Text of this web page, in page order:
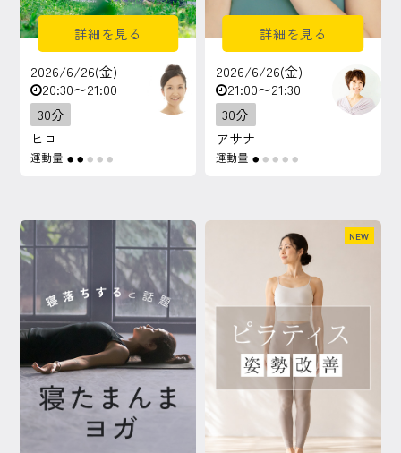
詳細を見る
2026/6/26(金)
20:30〜21:00
30分
ヒロ
運動量 ● ● ● ● ●
詳細を見る
2026/6/26(金)
21:00〜21:30
30分
アサナ
運動量 ● ● ● ● ●
NEW